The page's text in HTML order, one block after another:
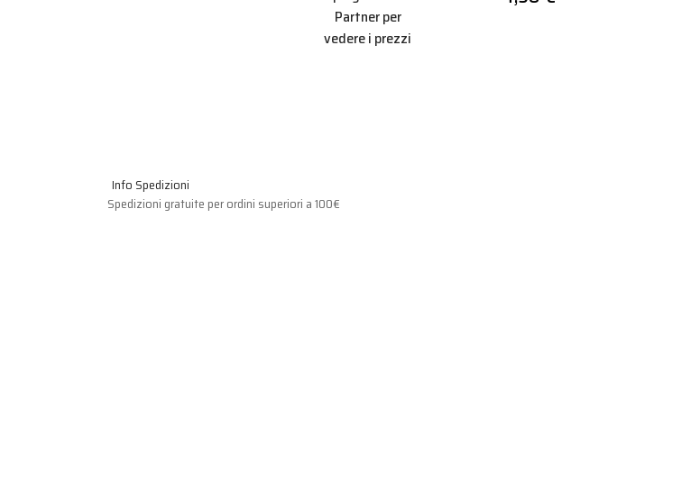
Partner per
vedere i prezzi
Info Spedizioni
Spedizioni gratuite per ordini superiori a 100€